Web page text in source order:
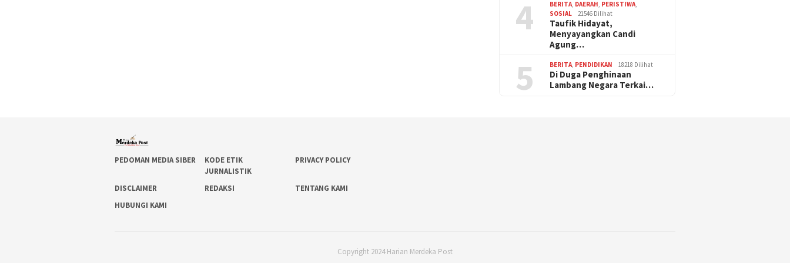
4 BERITA, DAERAH, PERISTIWA,
SOSIAL
21546 Dilihat
Taufik Hidayat,
Menyayangkan Candi
Agung…
5 BERITA, PENDIDIKAN 18218 Dilihat
Di Duga Penghinaan
Lambang Negara Terkai…
PEDOMAN MEDIA SIBER
KODE ETIK
JURNALISTIK
PRIVACY POLICY
DISCLAIMER REDAKSI
TENTANG KAMI
HUBUNGI KAMI
Copyright 2024 Harian Merdeka Post